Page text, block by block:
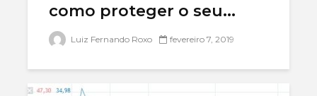
como proteger o seu...
Luiz Fernando Roxo fevereiro 7, 2019